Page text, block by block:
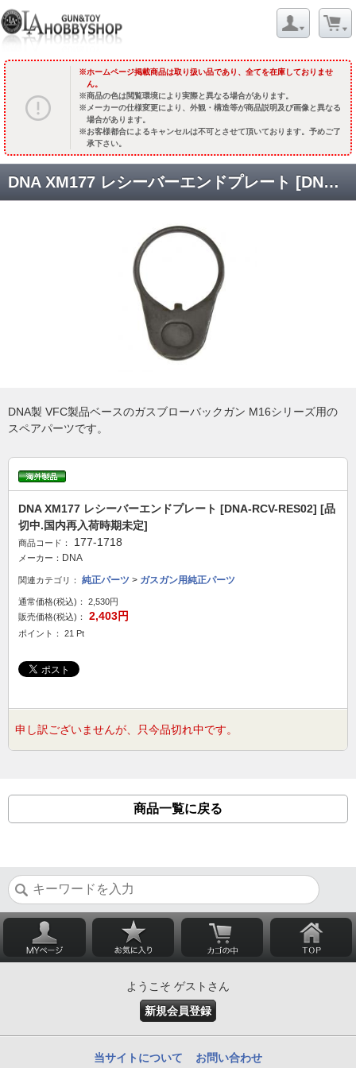
ホームページ掲載商品は取り扱い品であり、全てを在庫しておりませ
ん。
商品の色は閲覧環境により実際と異なる場合があります。
メーカーの仕様変更により、外観・構造等が商品説明及び画像と異なる
場合があります。
お客様都合によるキャンセルは不可とさせて頂いております。予めご了
承下さい。
DNA XM177 レシーバーエンドプレート [DNA-RCV-RES02] [品切中.国内再入荷時期未定]
DNA製 VFC製品ベースのガスブローバックガン M16シリーズ用の
スペアパーツです。
DNA XM177 レシーバーエンドプレート [DNA-RCV-RES02] [品
切中.国内再入荷時期未定]
商品コード： 177-1718
メーカー： DNA
関連カテゴリ： 純正パーツ > ガスガン用純正パーツ
通常価格(税込)：
2,530円
販売価格(税込)：
2,403円
ポイント： 21 Pt
申し訳ございませんが、只今品切れ中です。
商品一覧に戻る
ようこそ ゲストさん
新規会員登録
当サイトについて お問い合わせ